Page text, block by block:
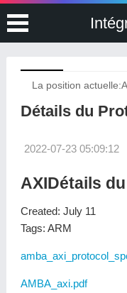
La position actuelle:
Détails du
2022-07-23 05:09:12
AXIDétails
Created: July 11
Tags: ARM
AMBA_axi.pdf